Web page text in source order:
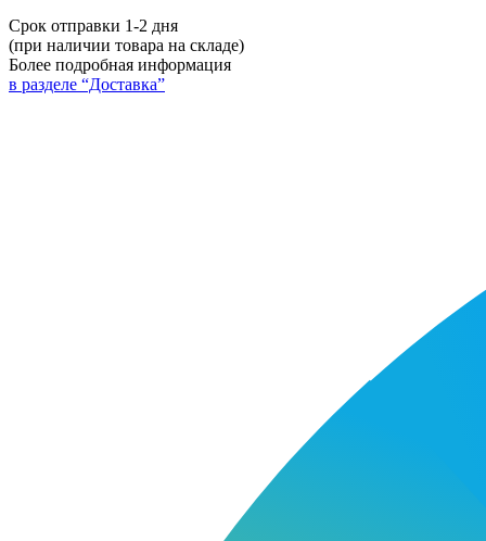
Срок отправки 1-2 дня
(при наличии товара на складе)
Более подробная информация
в разделе “Доставка”